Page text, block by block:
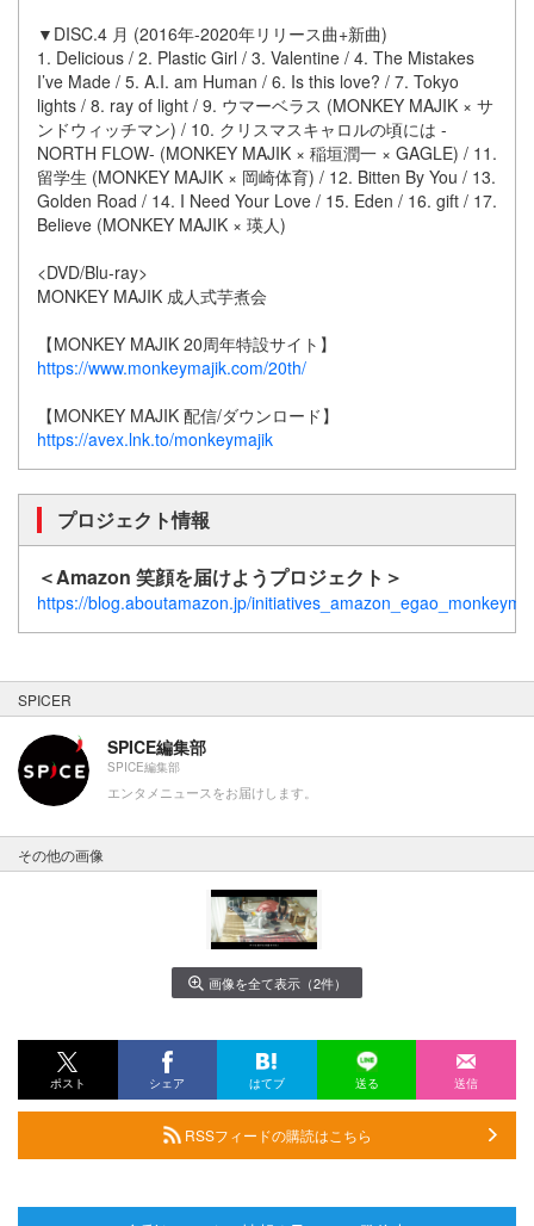
▼DISC.4 月 (2016年-2020年リリース曲+新曲)
1. Delicious / 2. Plastic Girl / 3. Valentine / 4. The Mistakes
I’ve Made / 5. A.I. am Human / 6. Is this love? / 7. Tokyo
lights / 8. ray of light / 9. ウマーベラス (MONKEY MAJIK × サ
ンドウィッチマン) / 10. クリスマスキャロルの頃には -
NORTH FLOW- (MONKEY MAJIK × 稲垣潤一 × GAGLE) / 11.
留学生 (MONKEY MAJIK × 岡崎体育) / 12. Bitten By You / 13.
Golden Road / 14. I Need Your Love / 15. Eden / 16. gift / 17.
Believe (MONKEY MAJIK × 瑛人)
<DVD/Blu-ray>
MONKEY MAJIK 成人式芋煮会
【MONKEY MAJIK 20周年特設サイト】
https://www.monkeymajik.com/20th/
【MONKEY MAJIK 配信/ダウンロード】
https://avex.lnk.to/monkeymajik
プロジェクト情報
＜Amazon 笑顔を届けようプロジェクト＞
https://blog.aboutamazon.jp/
SPICER
SPICE編集部
SPICE編集部
エンタメニュースをお届けします。
その他の画像
画像を全て表示（2件）
ポスト シェア はてブ 送る 送信
RSSフィードの購読はこちら